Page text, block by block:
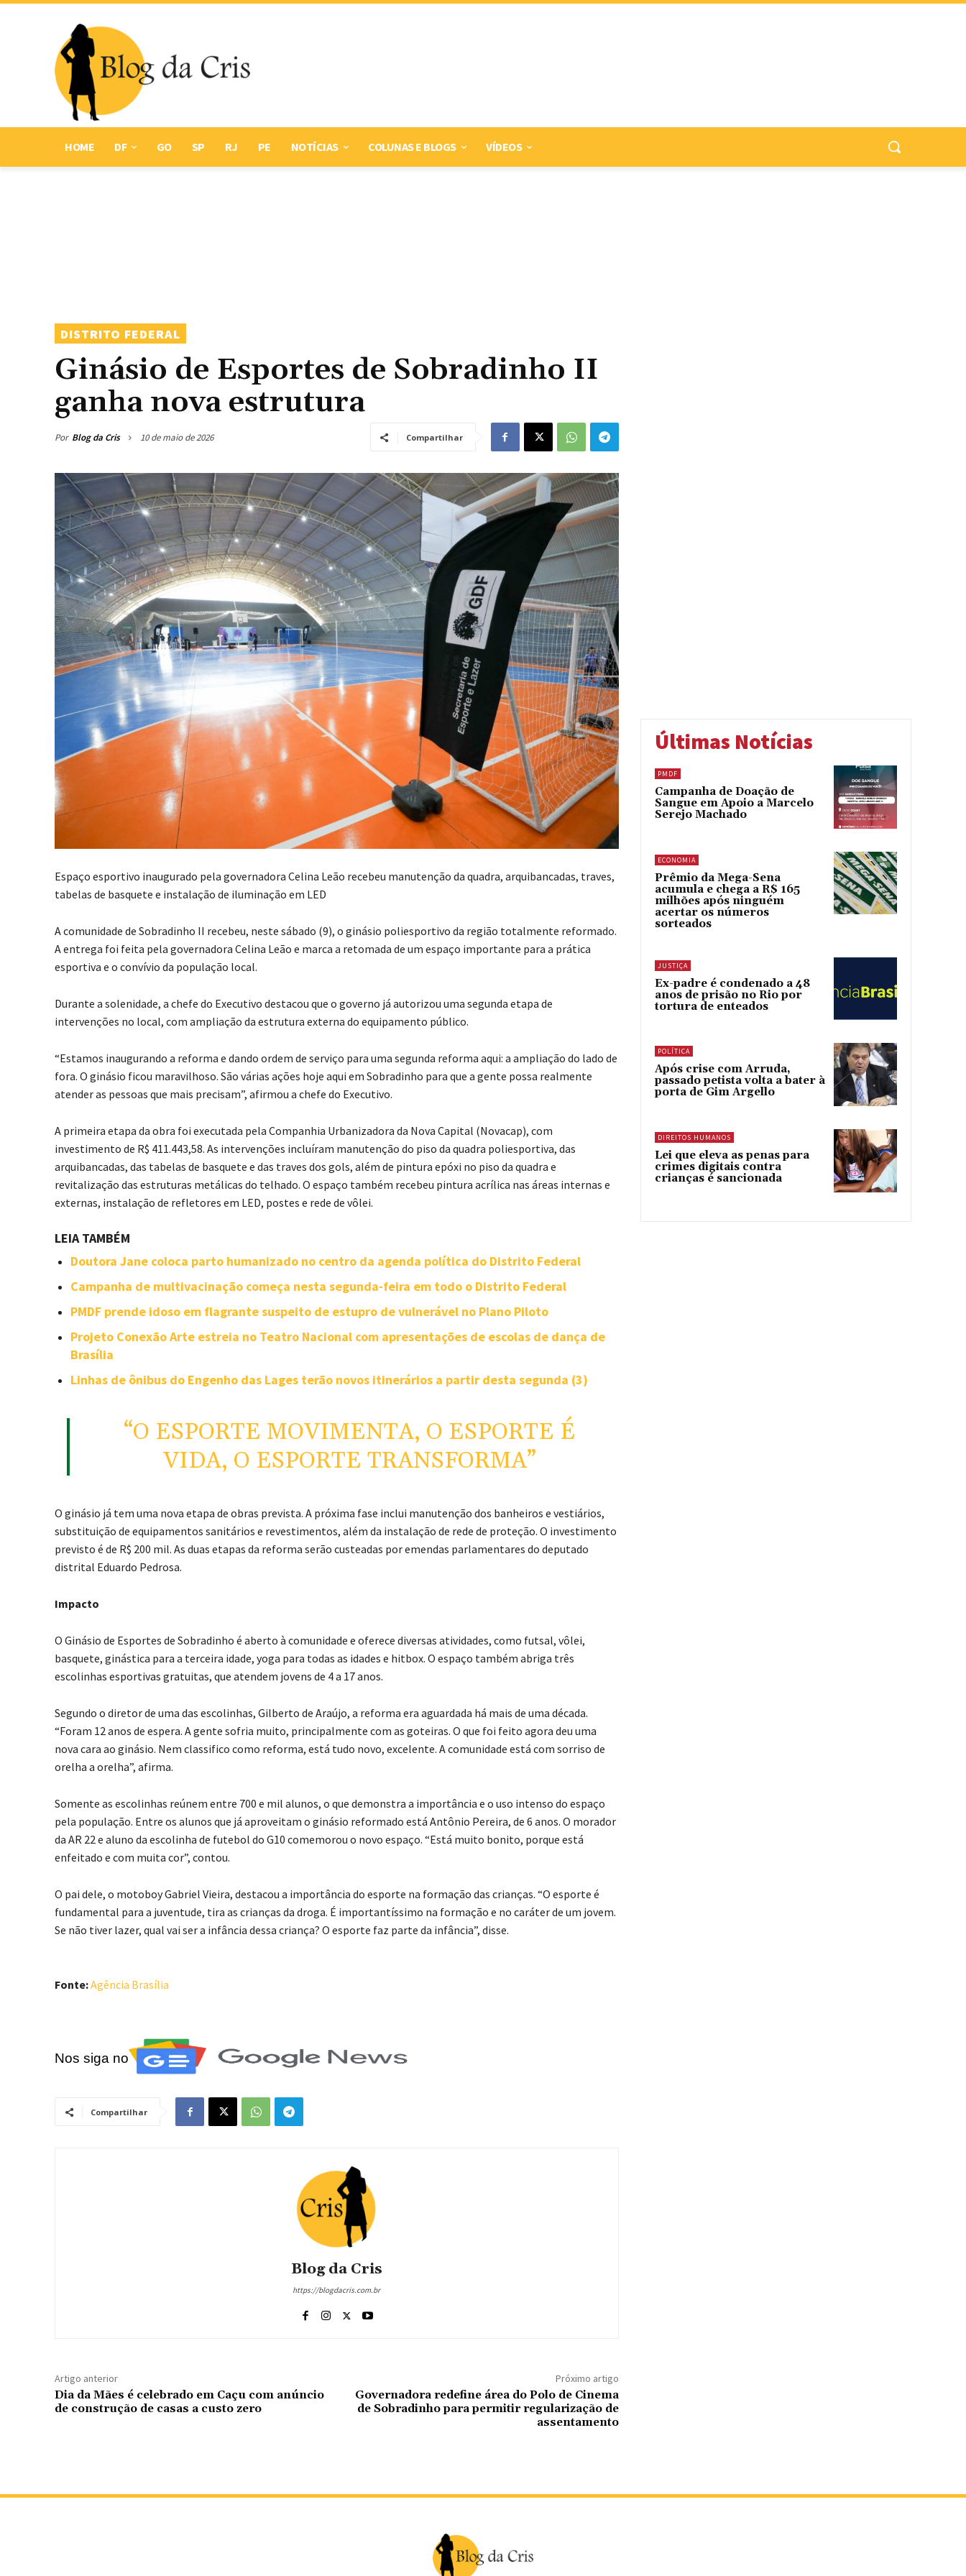
HOME DF GO SP RJ PE NOTÍCIAS COLUNAS E BLOGS VÍDEOS
DISTRITO FEDERAL
Ginásio de Esportes de Sobradinho II
ganha nova estrutura
Por Blog da Cris 10 de maio de 2026 Compartilhar
Espaço esportivo inaugurado pela governadora Celina Leão recebeu manutenção da quadra, arquibancadas, traves,
tabelas de basquete e instalação de iluminação em LED
A comunidade de Sobradinho II recebeu, neste sábado (9), o ginásio poliesportivo da região totalmente reformado.
A entrega foi feita pela governadora Celina Leão e marca a retomada de um espaço importante para a prática
esportiva e o convívio da população local.
Durante a solenidade, a chefe do Executivo destacou que o governo já autorizou uma segunda etapa de
intervenções no local, com ampliação da estrutura externa do equipamento público.
“Estamos inaugurando a reforma e dando ordem de serviço para uma segunda reforma aqui: a ampliação do lado de
fora. O ginásio ficou maravilhoso. São várias ações hoje aqui em Sobradinho para que a gente possa realmente
atender as pessoas que mais precisam”, afirmou a chefe do Executivo.
A primeira etapa da obra foi executada pela Companhia Urbanizadora da Nova Capital (Novacap), com
investimento de R$ 411.443,58. As intervenções incluíram manutenção do piso da quadra poliesportiva, das
arquibancadas, das tabelas de basquete e das traves dos gols, além de pintura epóxi no piso da quadra e
revitalização das estruturas metálicas do telhado. O espaço também recebeu pintura acrílica nas áreas internas e
externas, instalação de refletores em LED, postes e rede de vôlei.
LEIA TAMBÉM
Doutora Jane coloca parto humanizado no centro da agenda política do Distrito Federal
Campanha de multivacinação começa nesta segunda-feira em todo o Distrito Federal
PMDF prende idoso em flagrante suspeito de estupro de vulnerável no Plano Piloto
Projeto Conexão Arte estreia no Teatro Nacional com apresentações de escolas de dança de
Brasília
Linhas de ônibus do Engenho das Lages terão novos itinerários a partir desta segunda (3)
“O ESPORTE MOVIMENTA, O ESPORTE É
VIDA, O ESPORTE TRANSFORMA”
O ginásio já tem uma nova etapa de obras prevista. A próxima fase inclui manutenção dos banheiros e vestiários,
substituição de equipamentos sanitários e revestimentos, além da instalação de rede de proteção. O investimento
previsto é de R$ 200 mil. As duas etapas da reforma serão custeadas por emendas parlamentares do deputado
distrital Eduardo Pedrosa.
Impacto
O Ginásio de Esportes de Sobradinho é aberto à comunidade e oferece diversas atividades, como futsal, vôlei,
basquete, ginástica para a terceira idade, yoga para todas as idades e hitbox. O espaço também abriga três
escolinhas esportivas gratuitas, que atendem jovens de 4 a 17 anos.
Segundo o diretor de uma das escolinhas, Gilberto de Araújo, a reforma era aguardada há mais de uma década.
“Foram 12 anos de espera. A gente sofria muito, principalmente com as goteiras. O que foi feito agora deu uma
nova cara ao ginásio. Nem classifico como reforma, está tudo novo, excelente. A comunidade está com sorriso de
orelha a orelha”, afirma.
Somente as escolinhas reúnem entre 700 e mil alunos, o que demonstra a importância e o uso intenso do espaço
pela população. Entre os alunos que já aproveitam o ginásio reformado está Antônio Pereira, de 6 anos. O morador
da AR 22 e aluno da escolinha de futebol do G10 comemorou o novo espaço. “Está muito bonito, porque está
enfeitado e com muita cor”, contou.
O pai dele, o motoboy Gabriel Vieira, destacou a importância do esporte na formação das crianças. “O esporte é
fundamental para a juventude, tira as crianças da droga. É importantíssimo na formação e no caráter de um jovem.
Se não tiver lazer, qual vai ser a infância dessa criança? O esporte faz parte da infância”, disse.
Fonte:Agência Brasília
Nos siga no
Compartilhar
Blog da Cris
https://blogdacris.com.br
Artigo anterior
Dia da Mães é celebrado em Caçu com anúncio
de construção de casas a custo zero
Próximo artigo
Governadora redefine área do Polo de Cinema
de Sobradinho para permitir regularização de
assentamento
Últimas Notícias
PMDF
Campanha de Doação de
Sangue em Apoio a Marcelo
Serejo Machado
ECONOMIA
Prêmio da Mega-Sena
acumula e chega a R$ 165
milhões após ninguém
acertar os números
sorteados
JUSTIÇA
Ex-padre é condenado a 48
anos de prisão no Rio por
tortura de enteados
POLÍTICA
Após crise com Arruda,
passado petista volta a bater à
porta de Gim Argello
DIREITOS HUMANOS
Lei que eleva as penas para
crimes digitais contra
crianças é sancionada